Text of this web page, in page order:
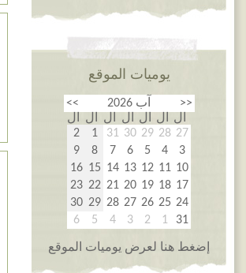
يوميات الموقع
<< آب 2026
>>
ال
ال ال ال ال ال
ال
27
28
29
30
31
1
2
3
4
5
6
7
8
9
10
11
12
13
14
15
16
17
18
19
20
21
22
23
24
25
26
27
28
29
30
31
1
2
3
4
5
6
إضغط هنا لعرض يوميات الموقع